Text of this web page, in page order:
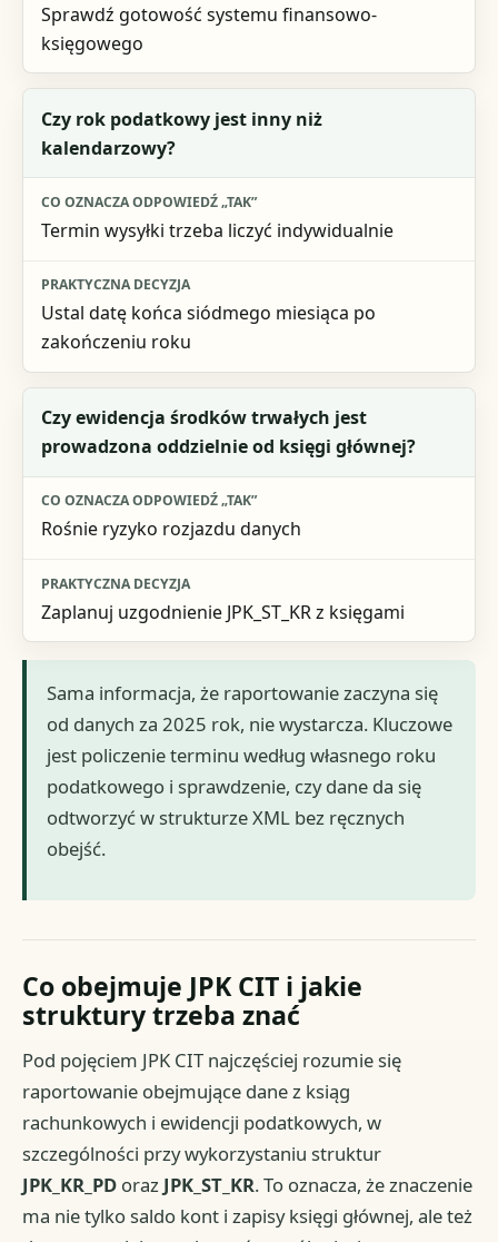
Sprawdź gotowość systemu finansowo-
księgowego
Czy rok podatkowy jest inny niż
kalendarzowy?
Termin wysyłki trzeba liczyć indywidualnie
Ustal datę końca siódmego miesiąca po
zakończeniu roku
Czy ewidencja środków trwałych jest
prowadzona oddzielnie od księgi głównej?
Rośnie ryzyko rozjazdu danych
Zaplanuj uzgodnienie JPK_ST_KR z księgami
Sama informacja, że raportowanie zaczyna się
od danych za 2025 rok, nie wystarcza. Kluczowe
jest policzenie terminu według własnego roku
podatkowego i sprawdzenie, czy dane da się
odtworzyć w strukturze XML bez ręcznych
obejść.
Co obejmuje JPK CIT i jakie
struktury trzeba znać
Pod pojęciem JPK CIT najczęściej rozumie się
raportowanie obejmujące dane z ksiąg
rachunkowych i ewidencji podatkowych, w
szczególności przy wykorzystaniu struktur
JPK_KR_PD oraz JPK_ST_KR. To oznacza, że znaczenie
ma nie tylko saldo kont i zapisy księgi głównej, ale też